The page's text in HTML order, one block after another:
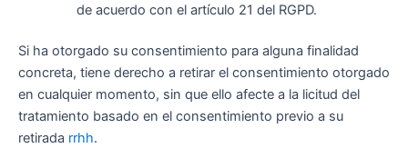
de acuerdo con el artículo 21 del RGPD.
Si ha otorgado su consentimiento para alguna finalidad
concreta, tiene derecho a retirar el consentimiento otorgado
en cualquier momento, sin que ello afecte a la licitud del
tratamiento basado en el consentimiento previo a su
retirada rrhh.